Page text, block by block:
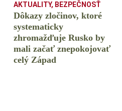
AKTUALITY, BEZPEČNOSŤ
Dôkazy zločinov, ktoré
systematicky
zhromažďuje Rusko by
mali začať znepokojovať
celý Západ